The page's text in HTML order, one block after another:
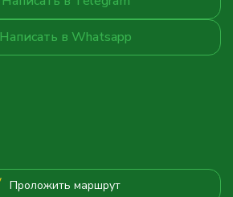
Написать в Whatsapp
Проложить маршрут